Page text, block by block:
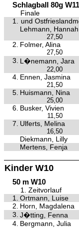
Schlagball 80g W11
Finale
1.
und
Lehmann, Hannah
27,50
2. Folmer, Alina
27,50
3. L�nemann, Jara
22,00
4. Ennen, Jasmina
21,50
5. Huismann, Nina
25,00
6. Busker, Vivien
11,50
7. Ulferts, Melina
16,50
Diekmann, Lilly
Mertens, Fenja
Kinder W10
50 m W10
1. Zeitvorlauf
1.
Ortmann, Luise
2. Horn, Magdalena
3. J�tting, Fenna
4. Bergmann, Julia